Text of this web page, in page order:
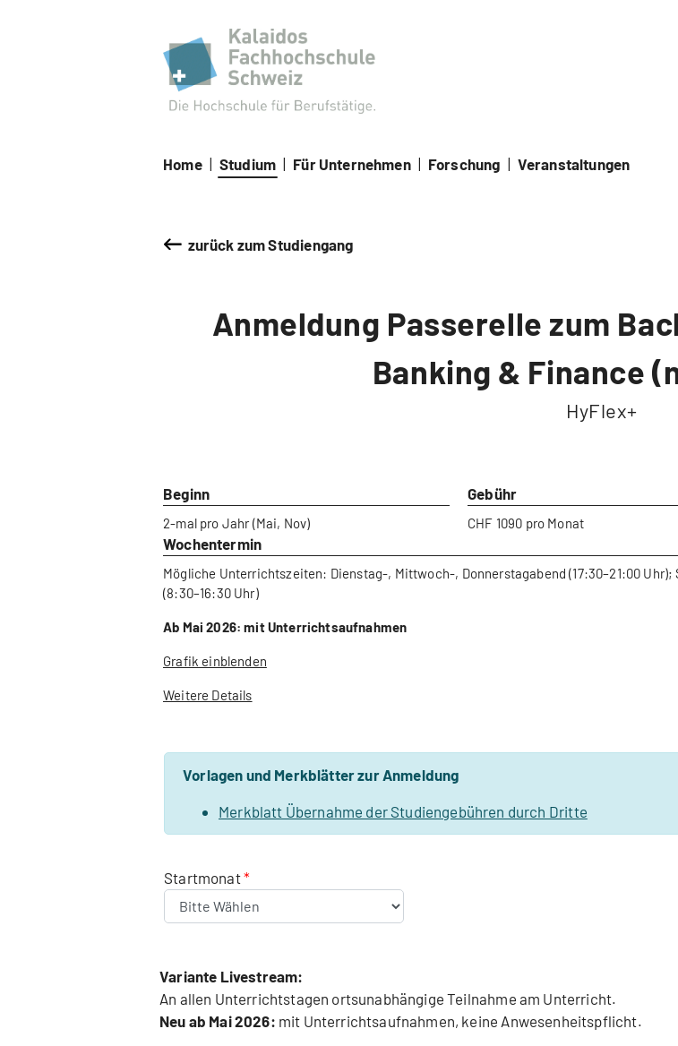
Home Studium Für Unternehmen Forschung Veranstaltungen
zurück zum Studiengang
Anmeldung Passerelle zum
Banking & Finance
HyFlex+
Beginn
2-mal pro Jahr (Mai, Nov)
Gebühr
CHF 1090 pro Monat
Wochentermin
Mögliche Unterrichtszeiten: Dienstag-, Mittwoch-, Donnerstagabend (17:30–21:00 Uhr);
(8:30–16:30 Uhr)
Ab Mai 2026: mit Unterrichtsaufnahmen
Grafik einblenden
Weitere Details
Vorlagen und Merkblätter zur Anmeldung
Merkblatt Übernahme der Studiengebühren durch Dritte
Startmonat
Variante Livestream:
An allen Unterrichtstagen ortsunabhängige Teilnahme am Unterricht.
Neu ab Mai 2026: mit Unterrichtsaufnahmen, keine Anwesenheitspflicht.